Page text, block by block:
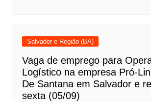
Salvador e Região (BA)
Vaga de emprego para
Logístico na empresa Pró-
De Santana em Salvador e
sexta (05/09)